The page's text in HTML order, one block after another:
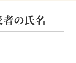
の氏名